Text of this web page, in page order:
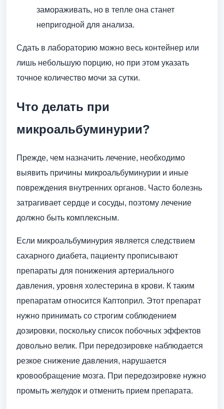
замораживать, но в тепле она станет
непригодной для анализа.
Сдать в лабораторию можно весь контейнер или
лишь небольшую порцию, но при этом указать
точное количество мочи за сутки.
Что делать при
микроальбуминурии?
Прежде, чем назначить лечение, необходимо
выявить причины микроальбуминурии и иные
повреждения внутренних органов. Часто болезнь
затрагивает сердце и сосуды, поэтому лечение
должно быть комплексным.
Если микроальбуминурия является следствием
сахарного диабета, пациенту прописывают
препараты для понижения артериального
давления, уровня холестерина в крови. К таким
препаратам относится Каптоприл. Этот препарат
нужно принимать со строгим соблюдением
дозировки, поскольку список побочных эффектов
довольно велик. При передозировке наблюдается
резкое снижение давления, нарушается
кровообращение мозга. При передозировке нужно
промыть желудок и отменить прием препарата.